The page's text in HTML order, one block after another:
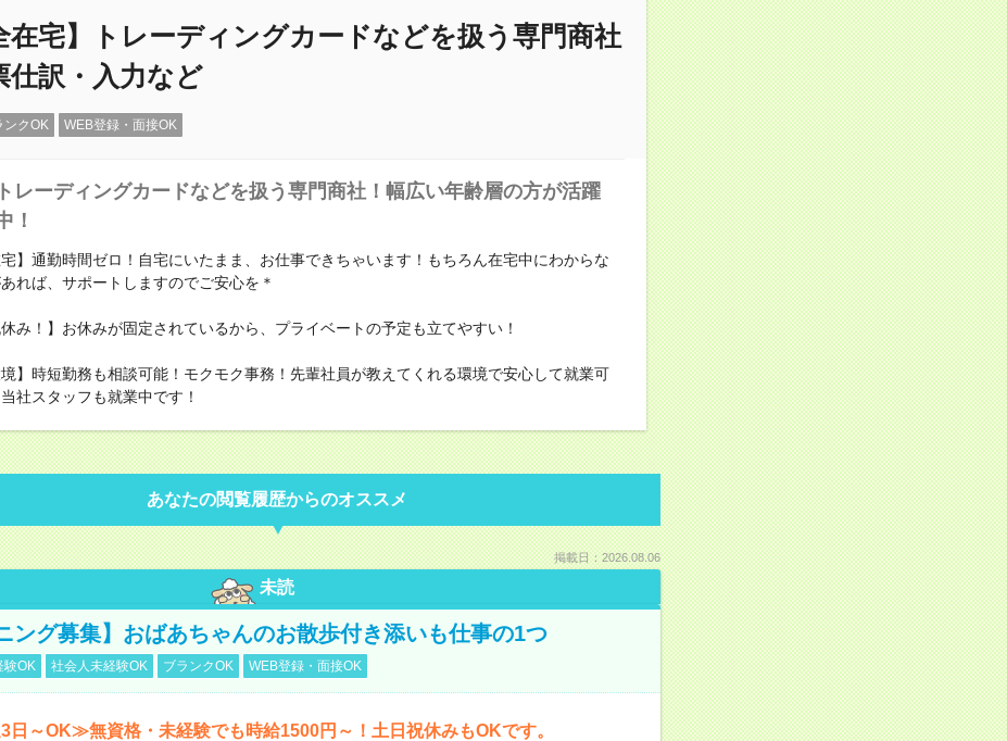
在宅】トレーディングカードなどを扱う専門商社
仕訳・入力など
ンクOK WEB登録・面接OK
トレーディングカードなどを扱う専門商社！幅広い年齢層の方が活躍
！
宅】通勤時間ゼロ！自宅にいたまま、お仕事できちゃいます！もちろん在宅中にわからな
れば、サポートしますのでご安心を＊
休み！】お休みが固定されているから、プライベートの予定も立てやすい！
境】時短勤務も相談可能！モクモク事務！先輩社員が教えてくれる環境で安心して就業可
社スタッフも就業中です！
あなたの閲覧履歴からのオススメ
掲載日：2026.08.06
未読
ング募集】おばあちゃんのお散歩付き添いも仕事の1つ
験OK 社会人未経験OK ブランクOK WEB登録・面接OK
日～OK≫無資格・未経験でも時給1500円～！土日祝休みもOKです。